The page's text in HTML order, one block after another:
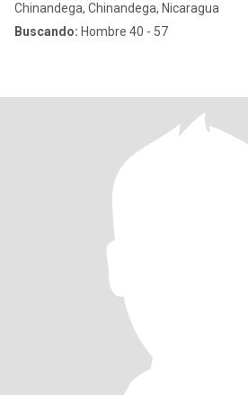
Chinandega, Chinandega, Nicaragua
Buscando: Hombre 40 - 57